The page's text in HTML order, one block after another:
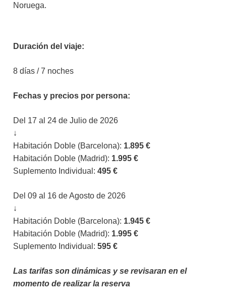
Noruega.
Duración del viaje:
8 días / 7 noches
Fechas y precios por persona:
Del 17 al 24 de Julio de 2026
↓
Habitación Doble (Barcelona): 1.895 €
Habitación Doble (Madrid): 1.995 €
Suplemento Individual: 495 €
Del 09 al 16 de Agosto de 2026
↓
Habitación Doble (Barcelona): 1.945 €
Habitación Doble (Madrid): 1.995 €
Suplemento Individual: 595 €
Las tarifas son dinámicas y se revisaran en el
momento de realizar la reserva